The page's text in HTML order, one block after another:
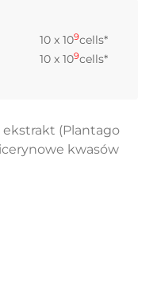
10 x 109cells*
10 x 109cells*
ekstrakt (Plantago
kwasów